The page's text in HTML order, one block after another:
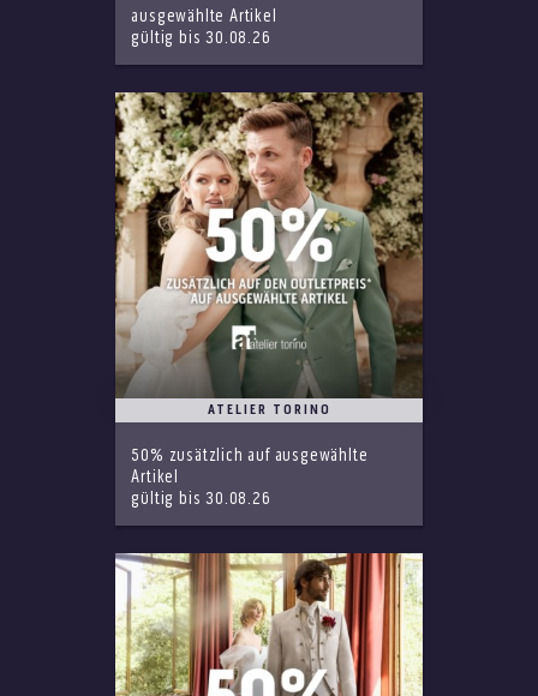
ausgewählte Artikel
gültig bis 30.08.26
ATELIER TORINO
50% zusätzlich auf ausgewählte
Artikel
gültig bis 30.08.26